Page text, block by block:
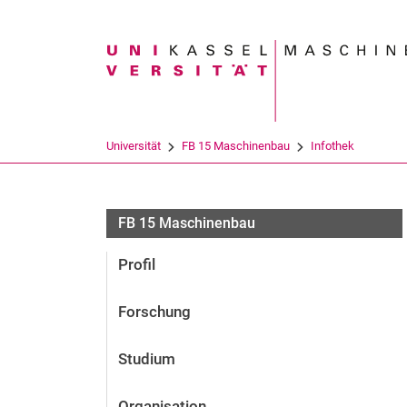
Suchbegriff
Universität FB 15 Maschinenbau Infothek
FB 15 Maschinenbau
Profil
Forschung
Studium